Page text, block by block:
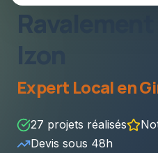
Ravalement
Expert Local en
27 projets réalisés
Devis sous 48h